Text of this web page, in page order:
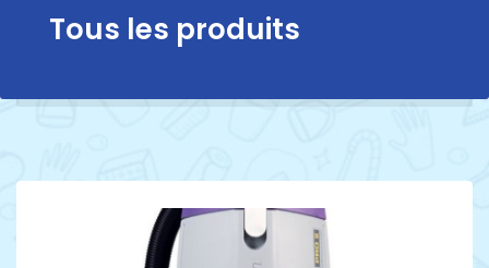
Tous les produits